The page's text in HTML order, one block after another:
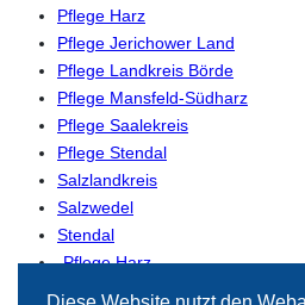
Pflege Harz
Pflege Jerichower Land
Pflege Landkreis Börde
Pflege Mansfeld-Südharz
Pflege Saalekreis
Pflege Stendal
Salzlandkreis
Salzwedel
Stendal
-Pflege Harz
-Pflege Magdeburg